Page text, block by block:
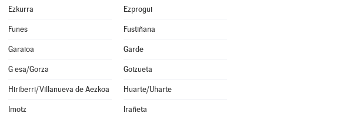
Ezkurra Ezprogui
Funes Fustiñana
Garaioa Garde
G esa/Gorza Goizueta
Hiriberri/Villanueva de Aezkoa Huarte/Uharte
Imotz Irañeta